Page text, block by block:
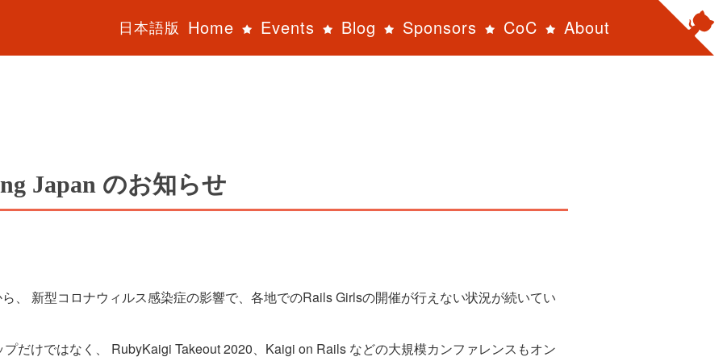
日本語版 Home Events Blog Sponsors CoC About
Japan のお知らせ
、 新型コロナウィルス感染症の影響で、各地でのRails Girlsの開催が行えない状況が続いてい
だけではなく、 RubyKaigi Takeout 2020、Kaigi on Rails などの大規模カンファレンスもオン